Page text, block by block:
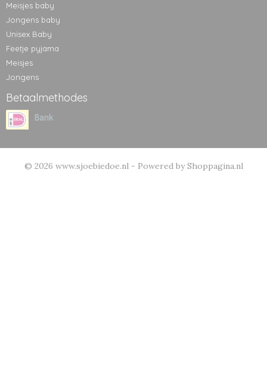
Meisjes baby
Jongens baby
Unisex Baby
Feetje pyjama
Meisjes
Jongens
Betaalmethodes
© 2026 www.sjoebiedoe.nl - Powered by Shoppagina.nl